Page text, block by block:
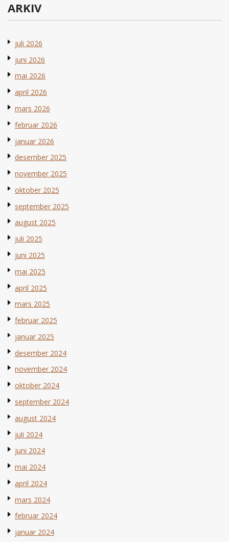
ARKIV
juli 2026
juni 2026
mai 2026
april 2026
mars 2026
februar 2026
januar 2026
desember 2025
november 2025
oktober 2025
september 2025
august 2025
juli 2025
juni 2025
mai 2025
april 2025
mars 2025
februar 2025
januar 2025
desember 2024
november 2024
oktober 2024
september 2024
august 2024
juli 2024
juni 2024
mai 2024
april 2024
mars 2024
februar 2024
januar 2024